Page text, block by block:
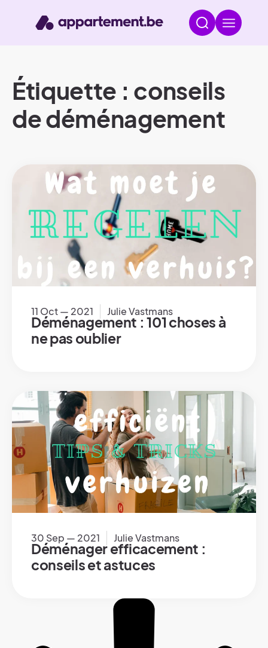
Étiquette : conseils
de déménagement
11 Oct — 2021 Julie Vastmans
Déménagement : 101 choses à
ne pas oublier
30 Sep — 2021 Julie Vastmans
Déménager efficacement :
conseils et astuces